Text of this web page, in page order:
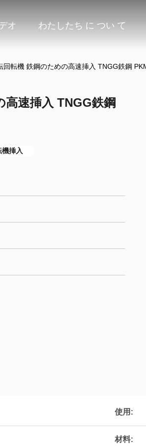
オ わたしたち に つい て
回転機 鉄鋼のための高速挿入 TNGG鉄鋼
高速挿入 TNGG鉄鋼
挿入
使用:
材料: